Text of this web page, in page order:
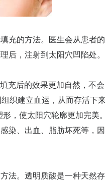
的方法。医生会从患者
后，注射到太阳穴凹陷处
充后的效果更加自然，不会
织建立血运，从而存活下
，使太阳穴轮廓更加完美。
、出血、脂肪坏死等，
。透明质酸是一种天然